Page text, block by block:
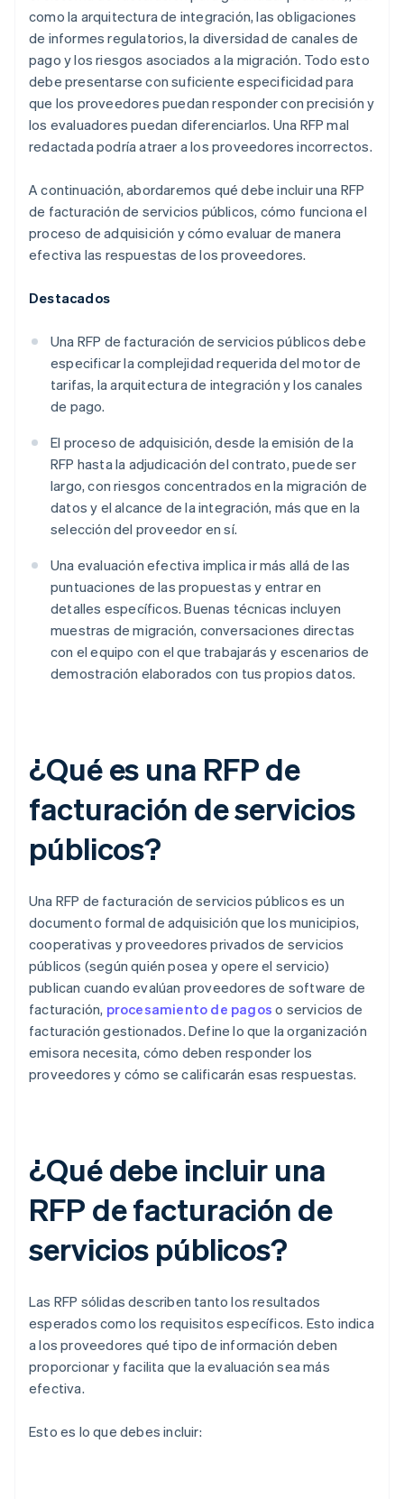
como la arquitectura de integración, las obligaciones
de informes regulatorios, la diversidad de canales de
pago y los riesgos asociados a la migración. Todo esto
debe presentarse con suficiente especificidad para
que los proveedores puedan responder con precisión y
los evaluadores puedan diferenciarlos. Una RFP mal
redactada podría atraer a los proveedores incorrectos.
A continuación, abordaremos qué debe incluir una RFP
de facturación de servicios públicos, cómo funciona el
proceso de adquisición y cómo evaluar de manera
efectiva las respuestas de los proveedores.
Destacados
Una RFP de facturación de servicios públicos debe
especificar la complejidad requerida del motor de
tarifas, la arquitectura de integración y los canales
de pago.
El proceso de adquisición, desde la emisión de la
RFP hasta la adjudicación del contrato, puede ser
largo, con riesgos concentrados en la migración de
datos y el alcance de la integración, más que en la
selección del proveedor en sí.
Una evaluación efectiva implica ir más allá de las
puntuaciones de las propuestas y entrar en
detalles específicos. Buenas técnicas incluyen
muestras de migración, conversaciones directas
con el equipo con el que trabajarás y escenarios de
demostración elaborados con tus propios datos.
¿Qué es una RFP de
facturación de servicios
públicos?
Una RFP de facturación de servicios públicos es un
documento formal de adquisición que los municipios,
cooperativas y proveedores privados de servicios
públicos (según quién posea y opere el servicio)
publican cuando evalúan proveedores de software de
facturación, procesamiento de pagos o servicios de
facturación gestionados. Define lo que la organización
emisora necesita, cómo deben responder los
proveedores y cómo se calificarán esas respuestas.
¿Qué debe incluir una
RFP de facturación de
servicios públicos?
Las RFP sólidas describen tanto los resultados
esperados como los requisitos específicos. Esto indica
a los proveedores qué tipo de información deben
proporcionar y facilita que la evaluación sea más
efectiva.
Esto es lo que debes incluir: